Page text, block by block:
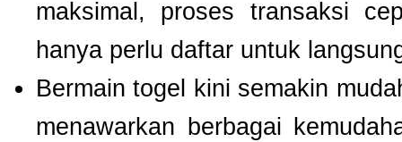
maksimal, proses transaksi
hanya perlu daftar untuk
Bermain togel kini semakin
menawarkan berbagai